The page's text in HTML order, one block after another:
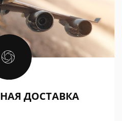
ДОСТАВКА